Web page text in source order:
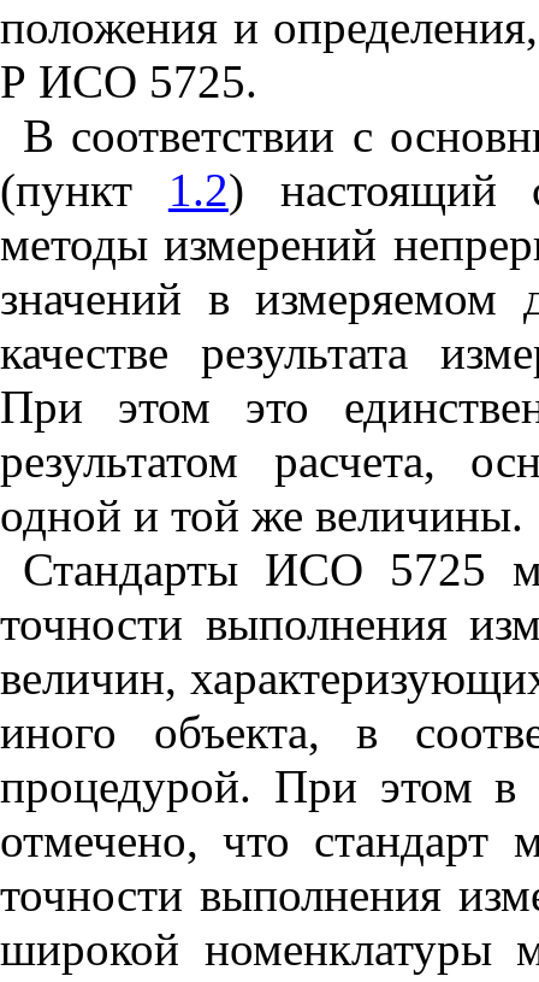
положения и
Р ИСО 5725.
В соответствии с
(пункт 1.2) настоящий
методы измерений
значений в измеряемом
качестве результата
При этом это
результатом расчета,
одной и той же величины.
Стандарты ИСО 5725
точности выполнения
величин,
иного объекта, в
процедурой. При этом
отмечено, что стандарт
точности выполнения
широкой номенклатуры